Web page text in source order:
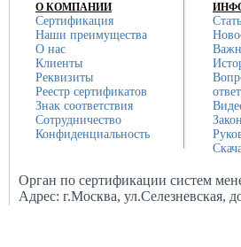
О КОМПАНИИ
Сертификация
Наши преимущества
О нас
Клиенты
Реквизиты
Реестр сертификатов
Знак соответствия
Сотрудничество
Конфиденциальность
Орган по сертификации систем
Адрес: г.Москва, ул.Селезневская,